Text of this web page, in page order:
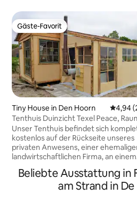
Gäste-Favorit
Gäste-Favorit
Tiny House in Den Hoorn
4,94
Tenthuis Duinzicht Texel Peace,
Privatsphäre
Unser Tenthuis befindet sich
kostenlos auf der Rückseite unseres
privaten Anwesens, einer
landwirtschaftlichen Firma, an einem
Dünen, wo du die schottischen
Highlander in der Ferne weiden
Beliebte Ausstattung in
am Strand in